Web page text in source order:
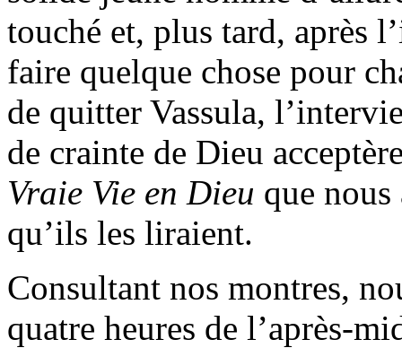
touché et, plus tard, après
faire quelque chose pour
de quitter Vassula,
de crainte de Dieu
Vraie Vie en Dieu que
qu’ils les liraient.
Consultant nos montres,
quatre heures de l’après-